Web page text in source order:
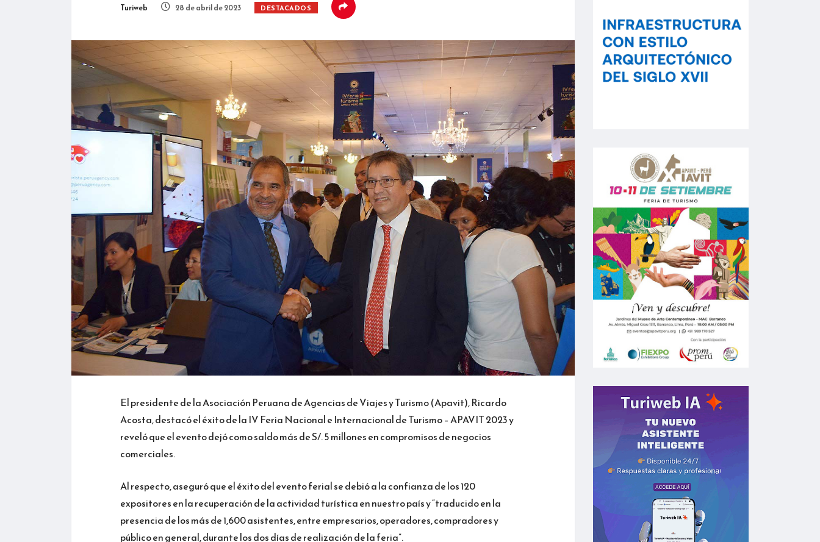
Turiweb 28 de abril de 2023 DESTACADOS
El presidente de la Asociación Peruana de Agencias de Viajes y Turismo (Apavit), Ricardo
Acosta, destacó el éxito de la IV Feria Nacional e Internacional de Turismo – APAVIT 2023 y
reveló que el evento dejó como saldo más de S/. 5 millones en compromisos de negocios
comerciales.
Al respecto, aseguró que el éxito del evento ferial se debió a la confianza de los 120
expositores en la recuperación de la actividad turística en nuestro país y “traducido en la
presencia de los más de 1,600 asistentes, entre empresarios, operadores, compradores y
público en general, durante los dos días de realización de la feria”.